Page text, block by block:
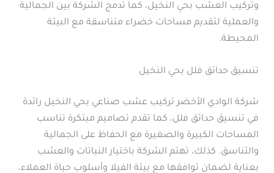
وتركيب العشب بحي النخيل، كما تدمج الشركة بين الجمالية
والعملية لتقديم مساحات خضراء متناسقة مع البيئة
المحيطة.
تنسيق حدائق فلل بحي النخيل
شركة الوادي الأخضر تركيب عشب صناعي بحي النخيل رائدة
في تنسيق حدائق فلل، كما تقدم تصاميم مبتكرة تناسب
المساحات الكبيرة والصغيرة مع الحفاظ على الجمالية
والتناسق. كذلك، تهتم الشركة باختيار النباتات والعشب
بعناية لضمان توافقها مع بيئة الفيلا وأسلوب حياة العملاء،